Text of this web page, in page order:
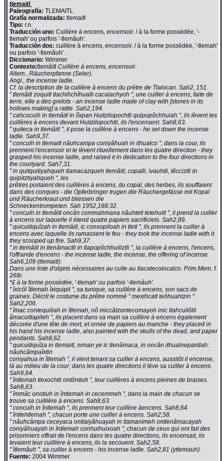
tlemaitl
Paleografía: TLEMAITL
Grafía normalizada: tlemaitl
Tipo: r.n.
Traducción uno: Cuillère à encens, encensoir. / à la forme possédée, '-
tlemah' ou parfois '-tlemâuh'.
Traducción dos: cuillère à encens, encensoir. / à la forme possédée, '-tlemah'
ou parfois '-tlemâuh'.
Diccionario:Wimmer
Contexto:tlemâitlCuillère à encens, encensoir.
Allem., Räucherpfanne (Seler).
Angl., the incense ladle.
Cf. la description de la cuillère à encens du prêtre de Tlalocan. Sah2, 151.
" tlemâitl zoquitl tlachihchîhualli cacalachyoh ", une cuiller à encens, faite de
terre, elle a des grelots - an incense ladle made of clay with [stones in its
hollows making] a rattle. Sah2,194.
" cahcocuih in tlemâitl in îîxpan Huitzilopochtli quipopôchhuiah ", ils lèvent les
cuillères à encens devant Huitzilopochtli, ils l'encensent. Sah8,63.
" quiteca in tlemâitl ", il pose la cuillère à encens - he set down the incense
ladle. Sah9,37.
" concuih in tlemaitl nâuhcampa coniyâhuah in ithualco ", dans la cour, ils
prennent l'encensoir et le lèvent rituellement dans les quatre direction - they
grasped his incense ladle, and raised it in dedication to the four directions in
the courtyard. Sah7,31.
" in quitquitiyahqueh tlamacazqueh tlemâitl, copalli, ivauhtli, têcciztli in
quipitztiyahqueh ", les
prêtres portaient des cuillères à encens, du copal, des herbes, ils souffaient
dans des conques - die Opferbringer trugen die Räuchergefässe mit Kopal
und Räucherkraut und bliessen die
Schneckentrompeten. Sah 1952,168:32.
" concuih in tlemâitl oncân commahmana nâuhtetl tetehuitl ", il prend la cuiller
à encens sur laquelle il étend quatre papiers sacrificiels. Sah2,89.
" quicuitiquîzah in tlemâitl, ic conxopiloah in tletl ", ils prennent la cuiller à
encens avec laquelle ils ramassent le feu - they took the incense ladle with it
they scooped up fire. Sah9,37.
" in tlemâitl in tlenâmactli in tlapopôchhuiliztli ", la cuillère à encens, l'encens,
l'offrande d'encens - the incense ladle, the incense, the offering of incense.
Sah6,109 (tlemaitl).
Dans une liste d'objets nécessaires au culte au tlacatecolocalco. Prim.Mem. f.
268r.
*£ à la forme possédée, '-tlemah' ou parfois '-tlemâuh'.
" îxicôl îtlemah îxiquipil ", sa tunique, sa cuillère à encens, son sacs de
graines. Décrit le costume du prêtre nommé " mexihcatl teôhuahtzin ".
Sah2,206.
" îmac contequiliah in îtlemah, nô miccâtzontecomayoh inic tlahcuilôlli
âmacuitlapileh ", ils placent dans sa main sa cuillère à encens également
décorée d'une tête de mort, et ornée de papiers au manche - they placed in
his hand his incense ladle, also painted with the skulls of the dead, and paper
pendants. Sah8,62.
" quicuitiquîza in tlemaitl, niman ye ic tlenâmaca, in oncân ithualnepantlah:
nâuhcâmpaîxtin
coniyahua in îtlemah ", il vient tenant sa cuiller à encens, aussitôt il encense,
là au milieu de la cour; dans les quatre directions il lève sa cuiller à encens.
Sah9,64.
" întlemah tlexochtli ontôntiuh ", leur cuillères à encens pleines de braises.
Sah8,63.
" îmmâc onotiuh in întlemah in cecemmeh ", dans la main de chacun se
trouve sa cuillière à encens. Sah8,63.
" concuih in întlemah ", ils prennent leur cuillère àencens. Sah8,64.
" întlehtlemah ", chacun porte une cuiller à encens. Sah2,58.
" nâuhcâmpa ceceyaca ontlaiyâhuayah in tlamanimeh ontlenâmacayah
coniyâhuayah in întlemah conhuihuixoah ", chacun de ceux qui ont fait des
prisonniers offrait de l'encens dans les quatre directions, ils encensait, ils
levaient leur cuillière à encens, ils la secouent. Sah2,58.
" îtlemâuh ", sa cuiller à encens - his incense ladle. Sah2,81 (ytlemauh).
Fuente: 2004 Wimmer